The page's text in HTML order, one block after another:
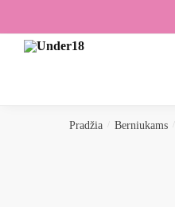
navigation
content
Pradžia Berniukams